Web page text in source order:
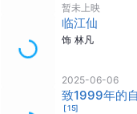
暂未上映
临江仙
饰 林凡
2025-06-06
致1999年的
[15]